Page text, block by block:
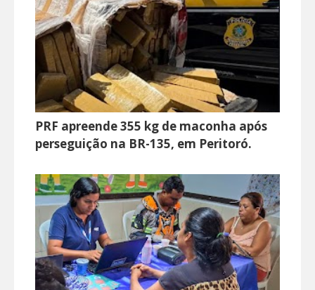
PRF apreende 355 kg de maconha após
perseguição na BR-135, em Peritoró.